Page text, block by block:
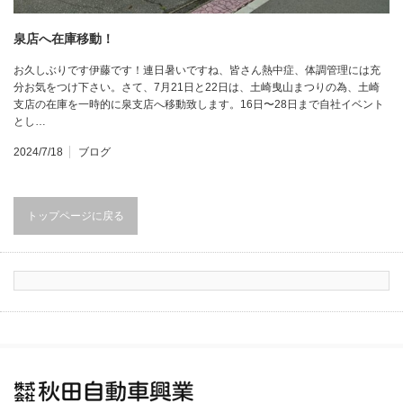
泉店へ在庫移動！
お久しぶりです伊藤です！連日暑いですね、皆さん熱中症、体調管理には充
分お気をつけ下さい。さて、7月21日と22日は、土崎曳山まつりの為、土崎
支店の在庫を一時的に泉支店へ移動致します。16日〜28日まで自社イベント
とし…
2024/7/18 ブログ
トップページに戻る